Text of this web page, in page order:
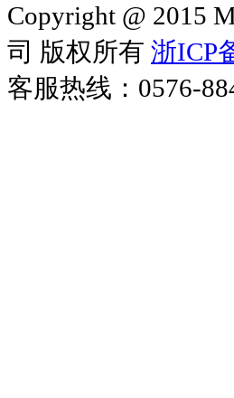
Copyright @ 2015
司 版权所有 浙ICP
客服热线：0576-